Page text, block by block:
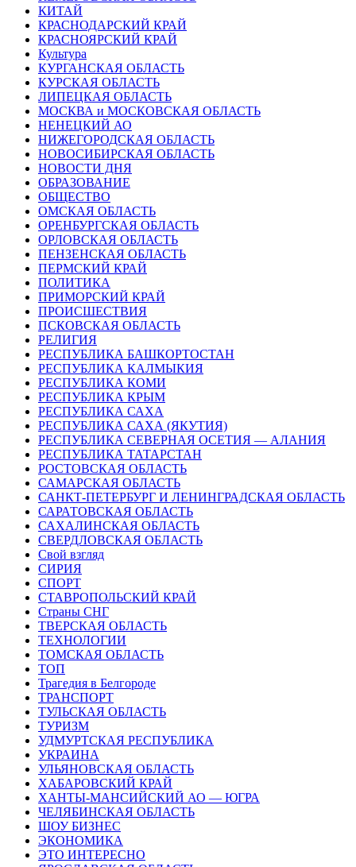
КИТАЙ
КРАСНОДАРСКИЙ КРАЙ
КРАСНОЯРСКИЙ КРАЙ
Культура
КУРГАНСКАЯ ОБЛАСТЬ
КУРСКАЯ ОБЛАСТЬ
ЛИПЕЦКАЯ ОБЛАСТЬ
МОСКВА и МОСКОВСКАЯ ОБЛАСТЬ
НЕНЕЦКИЙ АО
НИЖЕГОРОДСКАЯ ОБЛАСТЬ
НОВОСИБИРСКАЯ ОБЛАСТЬ
НОВОСТИ ДНЯ
ОБРАЗОВАНИЕ
ОБЩЕСТВО
ОМСКАЯ ОБЛАСТЬ
ОРЕНБУРГСКАЯ ОБЛАСТЬ
ОРЛОВСКАЯ ОБЛАСТЬ
ПЕНЗЕНСКАЯ ОБЛАСТЬ
ПЕРМСКИЙ КРАЙ
ПОЛИТИКА
ПРИМОРСКИЙ КРАЙ
ПРОИСШЕСТВИЯ
ПСКОВСКАЯ ОБЛАСТЬ
РЕЛИГИЯ
РЕСПУБЛИКА БАШКОРТОСТАН
РЕСПУБЛИКА КАЛМЫКИЯ
РЕСПУБЛИКА КОМИ
РЕСПУБЛИКА КРЫМ
РЕСПУБЛИКА САХА
РЕСПУБЛИКА САХА (ЯКУТИЯ)
РЕСПУБЛИКА СЕВЕРНАЯ ОСЕТИЯ — АЛАНИЯ
РЕСПУБЛИКА ТАТАРСТАН
РОСТОВСКАЯ ОБЛАСТЬ
САМАРСКАЯ ОБЛАСТЬ
САНКТ-ПЕТЕРБУРГ И ЛЕНИНГРАДСКАЯ ОБЛАСТЬ
САРАТОВСКАЯ ОБЛАСТЬ
САХАЛИНСКАЯ ОБЛАСТЬ
СВЕРДЛОВСКАЯ ОБЛАСТЬ
Свой взгляд
СИРИЯ
СПОРТ
СТАВРОПОЛЬСКИЙ КРАЙ
Страны СНГ
ТВЕРСКАЯ ОБЛАСТЬ
ТЕХНОЛОГИИ
ТОМСКАЯ ОБЛАСТЬ
ТОП
Трагедия в Белгороде
ТРАНСПОРТ
ТУЛЬСКАЯ ОБЛАСТЬ
ТУРИЗМ
УДМУРТСКАЯ РЕСПУБЛИКА
УКРАИНА
УЛЬЯНОВСКАЯ ОБЛАСТЬ
ХАБАРОВСКИЙ КРАЙ
ХАНТЫ-МАНСИЙСКИЙ АО — ЮГРА
ЧЕЛЯБИНСКАЯ ОБЛАСТЬ
ШОУ БИЗНЕС
ЭКОНОМИКА
ЭТО ИНТЕРЕСНО